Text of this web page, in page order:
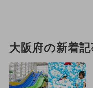
大阪府の新着記